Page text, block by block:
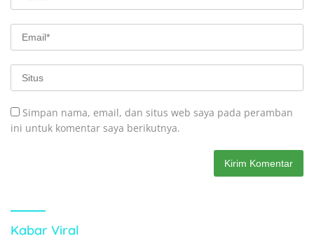
Simpan nama, email, dan situs web saya pada peramban
ini untuk komentar saya berikutnya.
Kabar Viral